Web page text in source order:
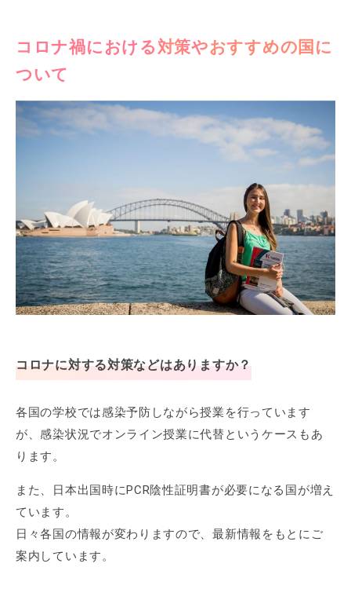
コロナ禍における対策やおすすめの国に
ついて
コロナに対する対策などはありますか？
各国の学校では感染予防しながら授業を行っています
が、感染状況でオンライン授業に代替というケースもあ
ります。
また、日本出国時にPCR陰性証明書が必要になる国が増え
ています。
日々各国の情報が変わりますので、最新情報をもとにご
案内しています。